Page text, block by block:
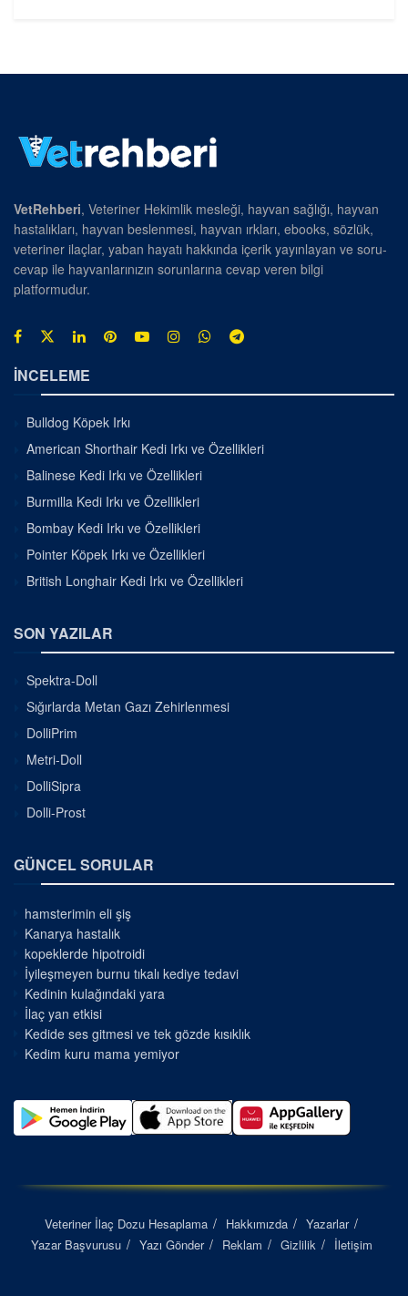
VetRehberi, Veteriner Hekimlik mesleği, hayvan sağlığı, hayvan
hastalıkları, hayvan beslenmesi, hayvan ırkları, ebooks, sözlük,
veteriner ilaçlar, yaban hayatı hakkında içerik yayınlayan ve soru-
cevap ile hayvanlarınızın sorunlarına cevap veren bilgi
platformudur.
İNCELEME
Bulldog Köpek Irkı
American Shorthair Kedi Irkı ve Özellikleri
Balinese Kedi Irkı ve Özellikleri
Burmilla Kedi Irkı ve Özellikleri
Bombay Kedi Irkı ve Özellikleri
Pointer Köpek Irkı ve Özellikleri
British Longhair Kedi Irkı ve Özellikleri
SON YAZILAR
Spektra-Doll
Sığırlarda Metan Gazı Zehirlenmesi
DolliPrim
Metri-Doll
DolliSipra
Dolli-Prost
GÜNCEL SORULAR
hamsterimin eli şiş
Kanarya hastalık
kopeklerde hipotroidi
İyileşmeyen burnu tıkalı kediye tedavi
Kedinin kulağındaki yara
İlaç yan etkisi
Kedide ses gitmesi ve tek gözde kısıklık
Kedim kuru mama yemiyor
Veteriner İlaç Dozu Hesaplama Hakkımızda
Yazarlar
Yazar Başvurusu
Yazı Gönder Reklam Gizlilik İletişim